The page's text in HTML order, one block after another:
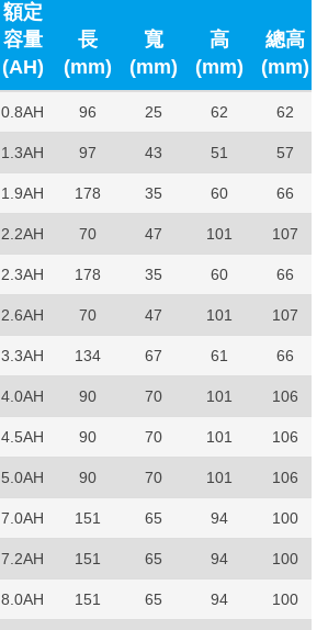
額定
容量
(AH)
長
(mm)
寬
(mm)
高
(mm)
總高
(mm)
0.8AH 96 25 62 62
1.3AH 97 43 51 57
1.9AH 178 35 60 66
2.2AH 70 47 101 107
2.3AH 178 35 60 66
2.6AH 70 47 101 107
3.3AH 134 67 61 66
4.0AH 90 70 101 106
4.5AH 90 70 101 106
5.0AH 90 70 101 106
7.0AH 151 65 94 100
7.2AH 151 65 94 100
8.0AH 151 65 94 100